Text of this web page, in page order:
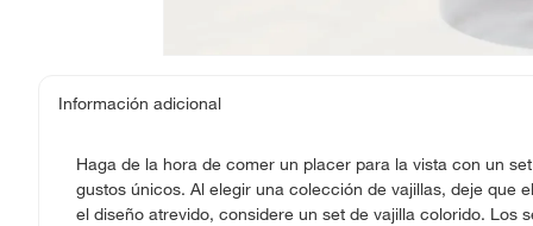
Información adicional
Haga de la hora de comer un placer para la vista con un
gustos únicos. Al elegir una colección de vajillas, deje que
el diseño atrevido, considere un set de vajilla colorido. Los